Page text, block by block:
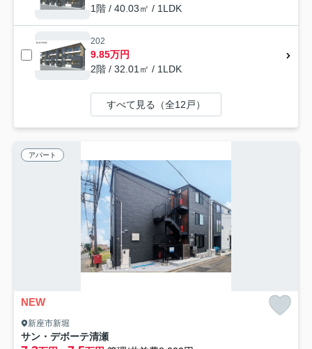
1階 / 40.03㎡ / 1LDK
202
9.85万円
2階 / 32.01㎡ / 1LDK
すべて見る（全12戸）
アパート
NEW
新座市新堀
サン・デボーテ清瀬